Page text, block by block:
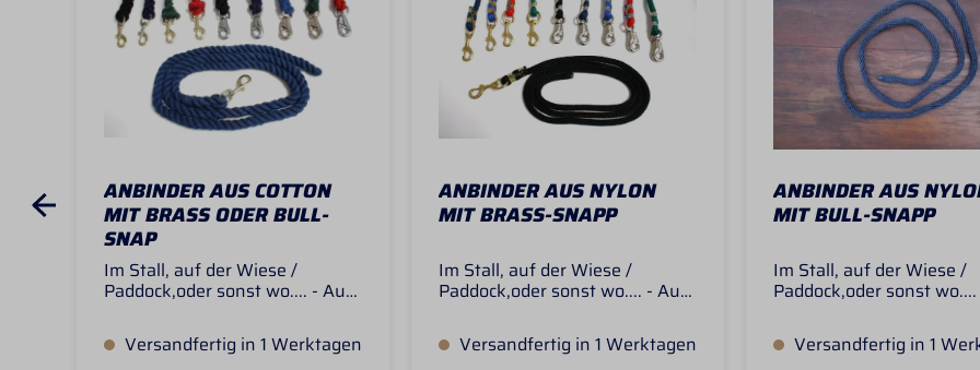
ANBINDER AUS COTTON
MIT BRASS ODER BULL-
SNAP
Im Stall, auf der Wiese /
Paddock,oder sonst wo.... - Aus
gearbeitet- Starkes, robustes
Material, kein
Versandfertig in 1 Werktagen
ANBINDER AUS NYLON
MIT BRASS-SNAPP
Im Stall, auf der Wiese /
Paddock,oder sonst wo.... - Aus
gearbeitet- Starkes, robustes
Material, kein dünnes
Versandfertig in 1 Werktagen
ANBINDER AUS
MIT BULL-SNAPP
Im Stall, auf der Wiese /
Paddock,oder sonst
gearbeitet- Starkes,
Material, kein dünnes
Versandfertig in 1